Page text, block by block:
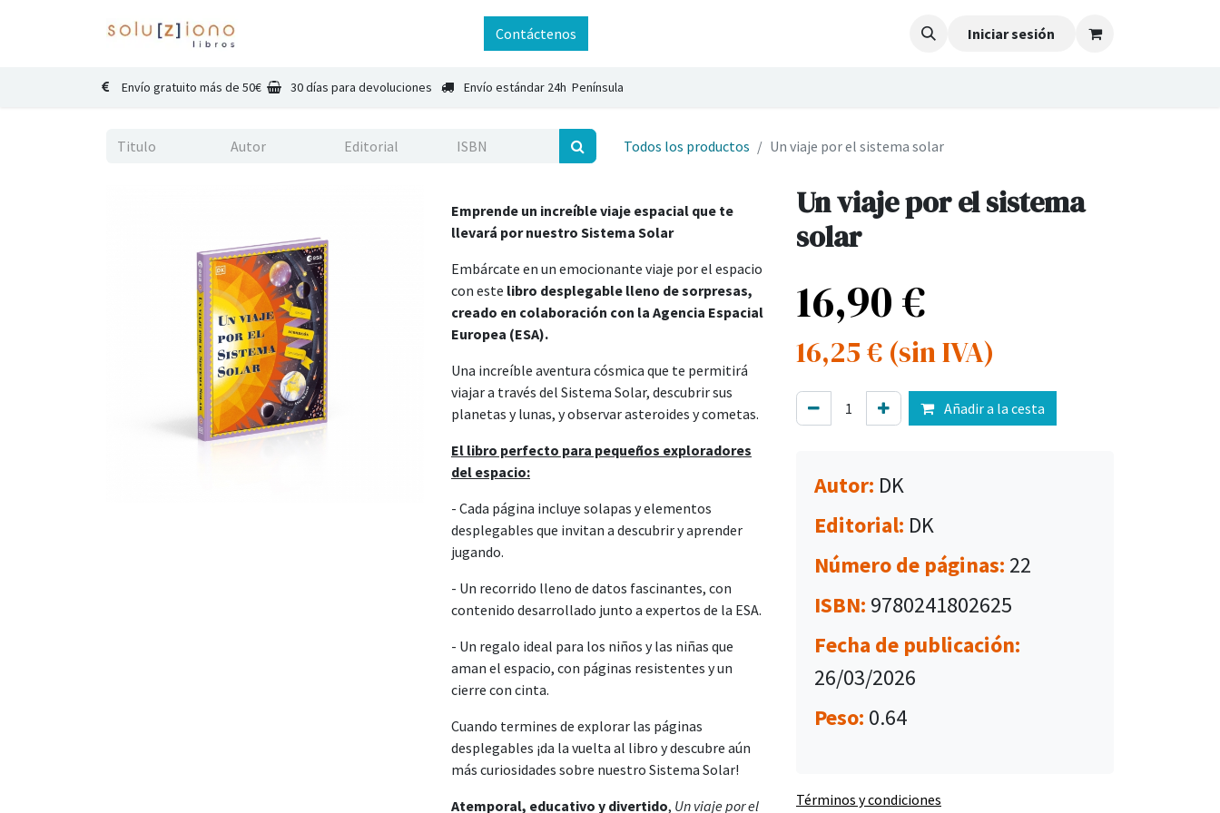
Contáctenos Iniciar sesión
Envío gratuito más de 50€ 30 días para devoluciones Envío estándar 24h Península
Todos los productos Un viaje por el sistema solar
Emprende un increíble viaje espacial que te
llevará por nuestro Sistema Solar
Embárcate en un emocionante viaje por el espacio
con este libro desplegable lleno de sorpresas,
creado en colaboración con la Agencia Espacial
Europea (ESA).
Una increíble aventura cósmica que te permitirá
viajar a través del Sistema Solar, descubrir sus
planetas y lunas, y observar asteroides y cometas.
El libro perfecto para pequeños exploradores
del espacio:
- Cada página incluye solapas y elementos
desplegables que invitan a descubrir y aprender
jugando.
- Un recorrido lleno de datos fascinantes, con
contenido desarrollado junto a expertos de la ESA.
- Un regalo ideal para los niños y las niñas que
aman el espacio, con páginas resistentes y un
cierre con cinta.
Cuando termines de explorar las páginas
desplegables ¡da la vuelta al libro y descubre aún
más curiosidades sobre nuestro Sistema Solar!
Atemporal, educativo y divertido, Un viaje por el
Un viaje por el sistema
solar
16,90€
16,25€ (sin IVA)
Añadir a la cesta
Autor: DK
Editorial: DK
Número de páginas: 22
ISBN: 9780241802625
Fecha de publicación:
26/03/2026
Peso: 0.64
Términos y condiciones